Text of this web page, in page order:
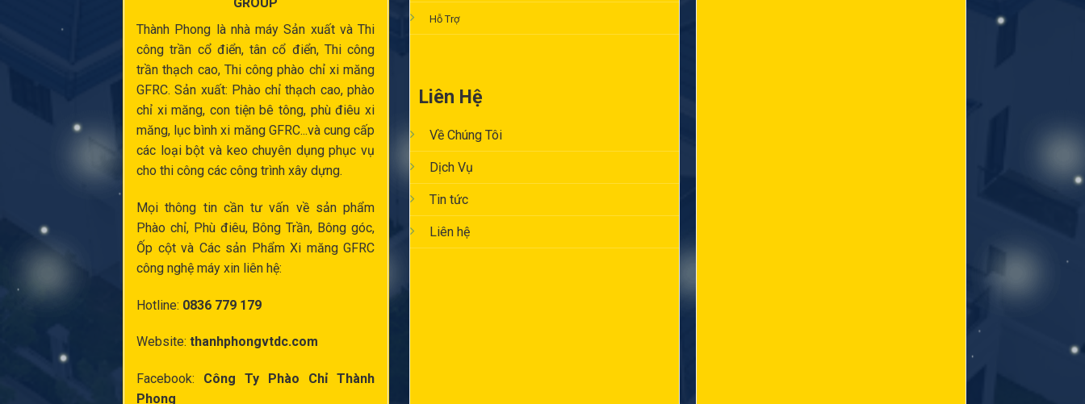
Thành Phong là nhà máy Sản xuất và Thi
công trần cổ điển, tân cổ điển, Thi công
trần thạch cao, Thi công phào chỉ xi măng
GFRC. Sản xuất: Phào chỉ thạch cao,phào
chỉ xi măng,con tiện bê tông, phù điêu xi
măng, lục bình xi măngGFRC...và cung cấp
các loại bột và keo chuyên dụng phục vụ
cho thi công các công trình xây dựng.
Mọi thông tin cần tư vấn về sản phẩm
Phào chỉ, Phù điêu, Bông Trần, Bông góc,
Ốp cộtvà Các sản Phẩm Xi măng GFRC
công nghệ máy xin liên hệ:
Hotline: 0836 779 179
Website: thanhphongvtdc.com
Facebook: Công Ty Phào Chỉ Thành
Phong
Hỗ Trợ
Liên Hệ
Về Chúng Tôi
Dịch Vụ
Tin tức
Liên hệ